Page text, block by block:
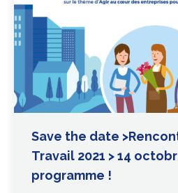
Save the date
Travail 2021 > 14
programme !